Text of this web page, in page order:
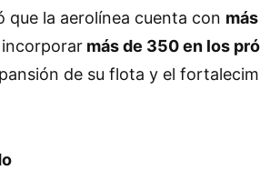
que la aerolínea cuenta con
más de 350 en los
de su flota y el